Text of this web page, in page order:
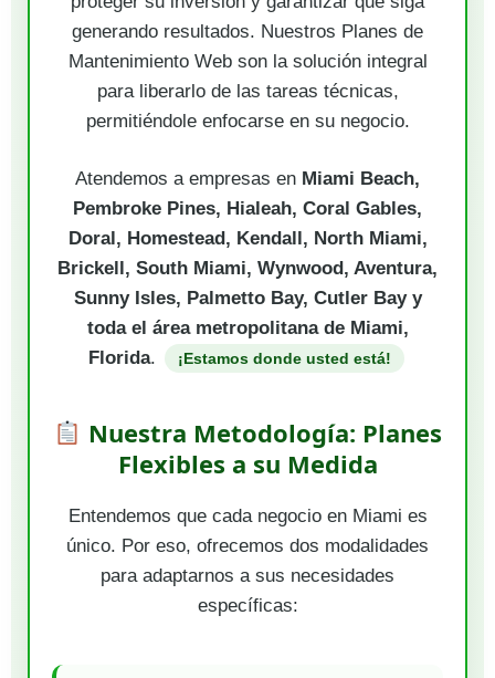
generando resultados. Nuestros Planes de
Mantenimiento Web son la solución integral
para liberarlo de las tareas técnicas,
permitiéndole enfocarse en su negocio.
Atendemos a empresas en Miami Beach,
Pembroke Pines, Hialeah, Coral Gables,
Doral, Homestead, Kendall, North Miami,
Brickell, South Miami, Wynwood, Aventura,
Sunny Isles, Palmetto Bay, Cutler Bay y
toda el área metropolitana de Miami,
Florida. ¡Estamos donde usted está!
Nuestra Metodología: Planes
Flexibles a su Medida
Entendemos que cada negocio en Miami es
único. Por eso, ofrecemos dos modalidades
para adaptarnos a sus necesidades
específicas: